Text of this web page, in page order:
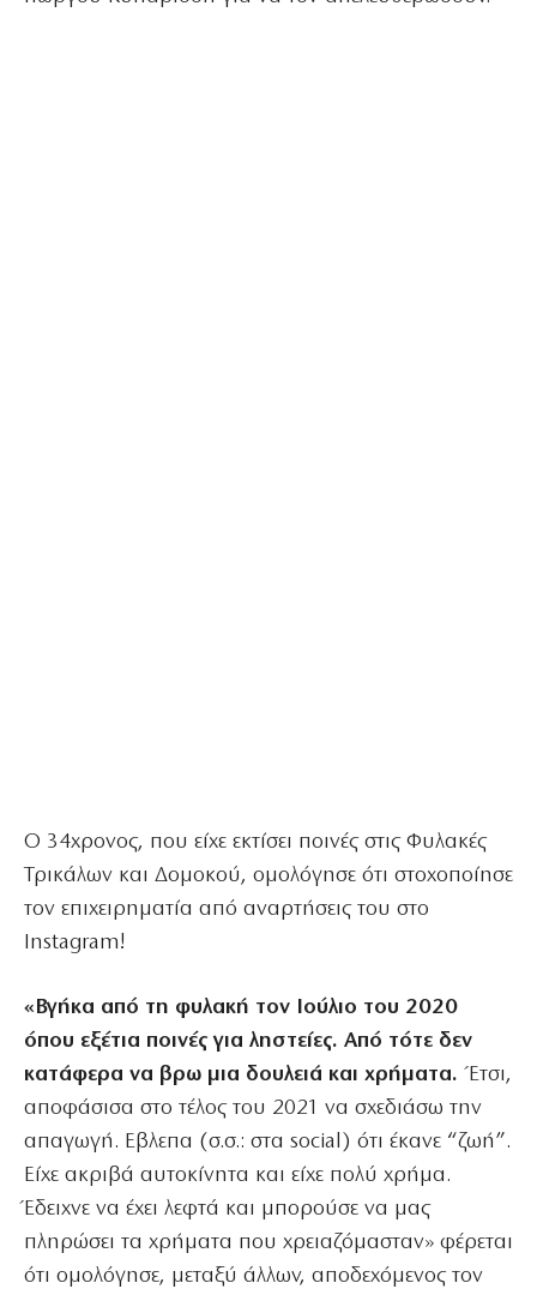
Ο 34χρονος, που είχε εκτίσει ποινές στις Φυλακές
Τρικάλων και Δομοκού, ομολόγησε ότι στοχοποίησε
τον επιχειρηματία από αναρτήσεις του στο
Instagram!
«Βγήκα από τη φυλακή τον Ιούλιο του 2020
όπου εξέτια ποινές για ληστείες. Από τότε δεν
κατάφερα να βρω μια δουλειά και χρήματα. Έτσι,
αποφάσισα στο τέλος του 2021 να σχεδιάσω την
απαγωγή. Εβλεπα (σ.σ.: στα social) ότι έκανε “ζωή”.
Είχε ακριβά αυτοκίνητα και είχε πολύ χρήμα.
Έδειχνε να έχει λεφτά και μπορούσε να μας
πληρώσει τα χρήματα που χρειαζόμασταν» φέρεται
ότι ομολόγησε, μεταξύ άλλων, αποδεχόμενος τον